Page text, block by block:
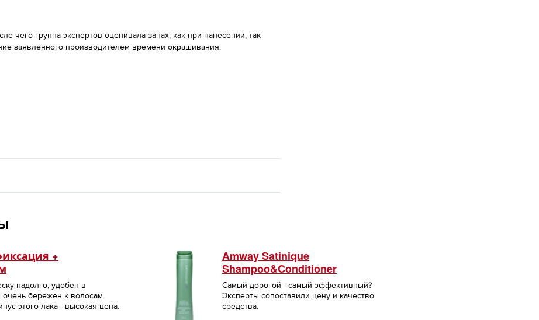
чего группа экспертов оценивала запах, как при нанесении, так
заявленного производителем времени окрашивания.
+
надолго, удобен в
очень бережен к волосам.
этого лака - высокая цена.
Amway Satinique
Shampoo&Conditioner
Самый дорогой - самый эффективный?
Эксперты сопоставили цену и качество
средства.